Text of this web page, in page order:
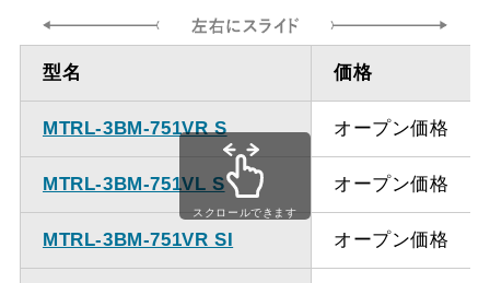
ダクト方向上
方給排気
最大寸法 870ｍｍ
備考
点検口を設けての最小寸
法は弊社にお問い合わせ
ください。
型名 価格
MTRL-3BM-751VR S オープン価格
MTRL-3BM-751VL S オープン価格
MTRL-3BM-751VR SI オープン価格
スクロールできます